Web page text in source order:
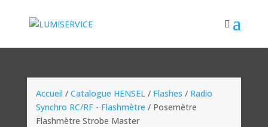
Accueil / Catalogue HENSEL/ Flashes / Radio
Synchro RC/RF - Flashmètre / Posemètre
Flashmètre Strobe Master